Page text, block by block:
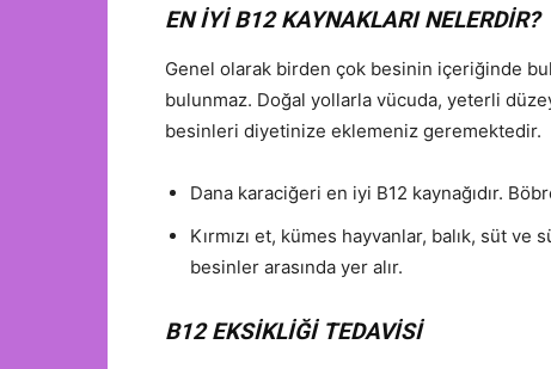
EN İYİ B12 KAYNAKLARI NELERDİR?
Genel olarak birden çok besinin içeriğinde
bulunmaz. Doğal yollarla vücuda, yeterli
besinleri diyetinize eklemeniz geremektedir.
Dana karaciğeri en iyi B12 kaynağıdır.
Kırmızı et, kümes hayvanlar, balık, süt
besinler arasında yer alır.
B12 EKSİKLİĞİ TEDAVİSİ